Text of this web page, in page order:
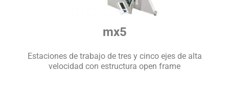
mx5
Estaciones de trabajo de tres y cinco ejes de alta
velocidad con estructura open frame